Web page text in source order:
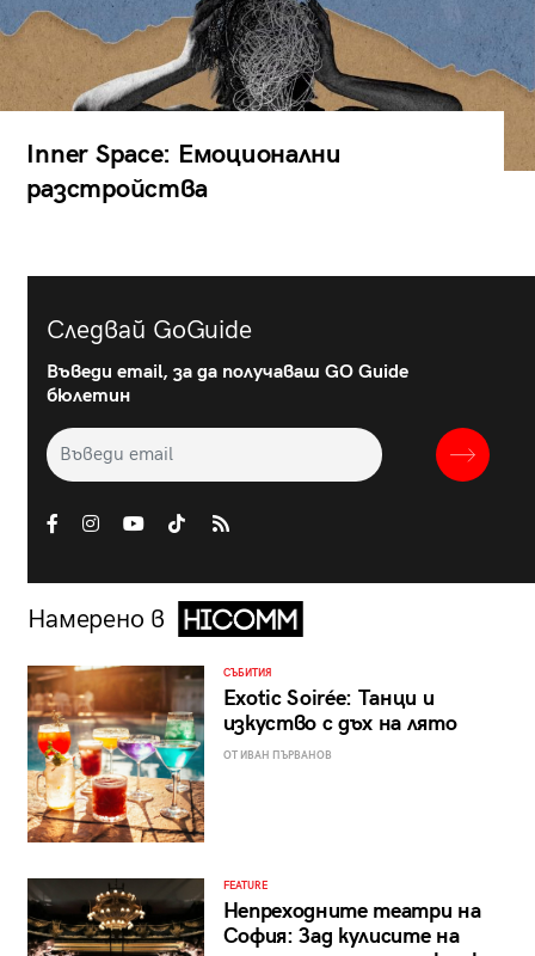
Inner Space: Емоционални
разстройства
Следвай GoGuide
Въведи email, за да получаваш GO Guide
бюлетин
Намерено в
СЪБИТИЯ
Exotic Soirée: Танци и
изкуство с дъх на лято
ОТ ИВАН ПЪРВАНОВ
FEATURE
Непреходните театри на
София: Зад кулисите на